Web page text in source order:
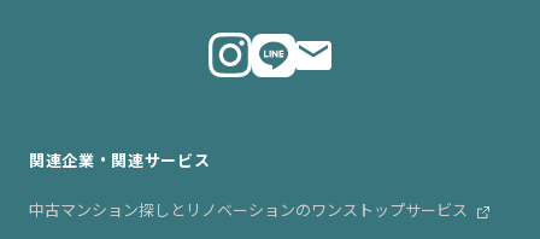
関連企業・関連サービス
中古マンション探しとリノベーションのワンストップサービス